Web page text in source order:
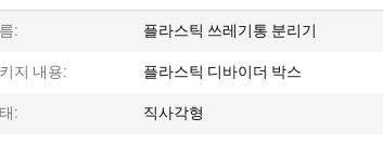
: 플라스틱 쓰레기통 분리기
지 내용: 플라스틱 디바이더 박스
: 직사각형